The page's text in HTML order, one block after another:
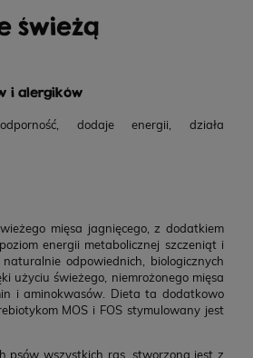
świeżą
i alergików
dodaje energii, działa
mięsa jagnięcego, z dodatkiem
energii metabolicznej szczeniąt i
odpowiednich, biologicznych
użyciu świeżego, niemrożonego mięsa
i aminokwasów. Dieta ta dodatkowo
MOS i FOS stymulowany jest
psów wszystkich ras, stworzona jest z